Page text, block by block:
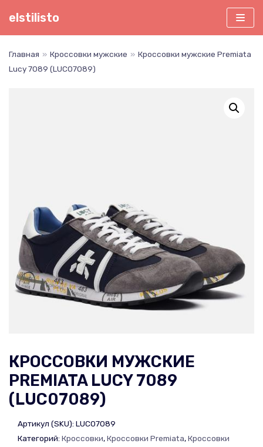
Перейти
elstilisto
Главная » Кроссовки мужские » Кроссовки мужские Premiata
Lucy 7089 (LUC07089)
КРОССОВКИ МУЖСКИЕ
PREMIATA LUCY 7089
(LUC07089)
Артикул (SKU): LUC07089
Категорий: Кроссовки,Кроссовки Premiata,Кроссовки